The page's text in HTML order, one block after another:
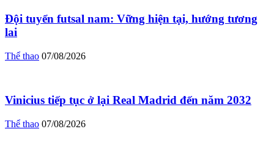
Đội tuyển futsal nam: Vững hiện tại, hướng tương
lai
Thể thao 07/08/2026
Vinicius tiếp tục ở lại Real Madrid đến năm 2032
Thể thao 07/08/2026